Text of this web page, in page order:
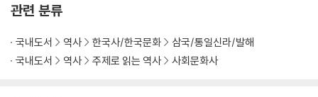
만남의 광장, 영동
6. 사자산문
쌍봉의 스승, 철감 선사
관련 분류
국내도서 역사 한국사/한국문화
삼국/통일신라/발해
국내도서
역사 주제로 읽는 역사 사회문화사